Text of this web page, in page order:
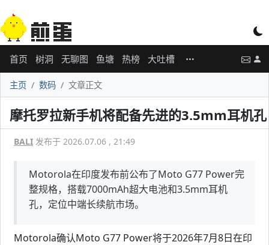
首页 树洞 无聊图 鱼塘 热榜 大吐槽
主页 数码 文章正文
摩托罗拉新手机将配备先进的3.5mm耳机孔
BALI 发布于 2026.07.06 , 21:49
Motorola在印度发布前公布了Moto G77 Power完
整规格，搭载7000mAh超大电池和3.5mm耳机
孔，定位中端长续航市场。
Motorola确认Moto G77 Power将于2026年7月8日在印